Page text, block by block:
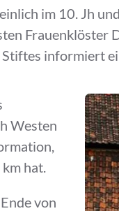
im 10. Jh
Frauenklöster
informiert
Westen
hat.
von